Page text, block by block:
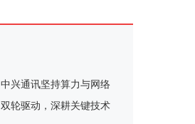
中兴通讯坚持算力与网络
双轮驱动，深耕关键技术